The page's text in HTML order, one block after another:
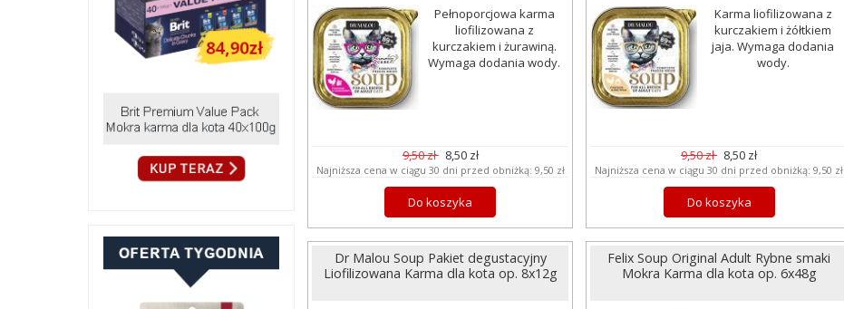
Pełnoporcjowa karma
liofilizowana z
kurczakiem i żurawiną.
Wymaga dodania wody.
9,50 zł 8,50 zł
Najniższa cena w ciągu 30 dni przed obniżką: 9,50 zł
Do koszyka
Karma liofilizowana z
kurczakiem i żółtkiem
jaja. Wymaga dodania
wody.
9,50 zł 8,50 zł
Najniższa cena w ciągu 30 dni przed obniżką:9,50 zł
Do koszyka
Dr Malou Soup Pakiet degustacyjny
Liofilizowana Karma dla kota op. 8x12g
Felix Soup Original Adult Rybne smaki
Mokra Karma dla kota op. 6x48g